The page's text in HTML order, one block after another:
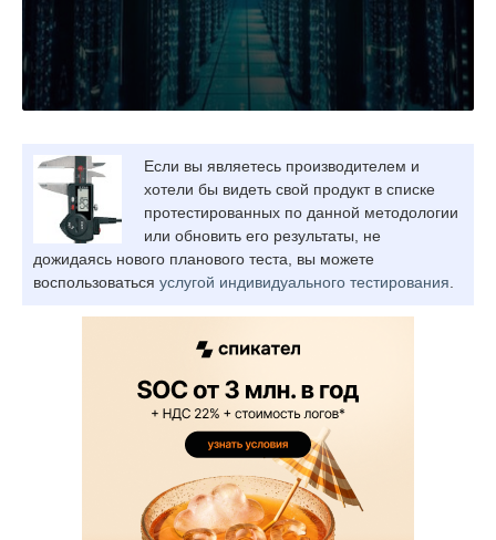
Если вы являетесь производителем и
хотели бы видеть свой продукт в списке
протестированных по данной методологии
или обновить его результаты, не
дожидаясь нового планового теста, вы можете
воспользоваться услугой индивидуального тестирования.